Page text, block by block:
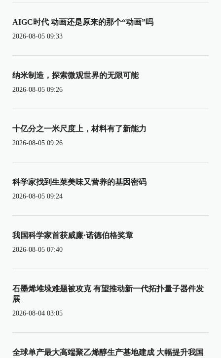
AIGC时代 动画还是原来的那个“动画”吗
2026-08-05 09:33
纳米制造，探索微观世界的无限可能
2026-08-05 09:26
十亿分之一米尺度上，材料有了新能力
2026-08-05 09:26
科学家找到生菜美味又营养的基因密码
2026-08-05 09:24
我国科学家首获威廉·诺德伯格奖章
2026-08-05 07:40
石墨烯堆垛难题被攻克 有望推动新一代拓扑量子器件发
展
2026-08-04 03:05
全球单产最大高端聚乙烯醇生产基地建成 大幅提升我国